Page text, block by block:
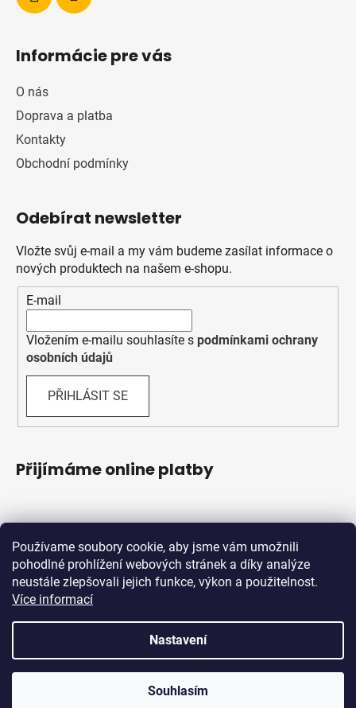
Používame soubory cookie, aby jsme vám umožnili
pohodlné prohlížení webových stránek a díky analýze
neustále zlepšovali jejich funkce, výkon a použitelnost.
Více informací
Nastavení
Souhlasím
Informácie pre vás
O nás
Doprava a platba
Kontakty
Obchodní podmínky
Odebírat newsletter
Vložte svůj e-mail a my vám budeme zasílat informace o
nových produktech na našem e-shopu.
E-mail
Vložením e-mailu souhlasíte s podmínkami ochrany
osobních údajů
PŘIHLÁSIT SE
Přijímáme online platby
Vytvořil Shoptet
Schwabik Bicycles